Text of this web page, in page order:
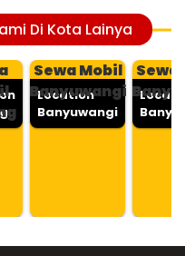
Di Kota Lainya
Sewa Mobil
Banyuwangi
Location
Banyuwangi
Sewa